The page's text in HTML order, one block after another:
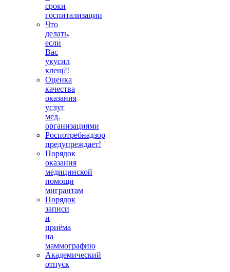
сроки
госпитализации
Что
делать,
если
Вас
укусил
клещ?!
Оценка
качества
оказания
услуг
мед.
организациями
Роспотребнадзор
предупреждает!
Порядок
оказания
медицинской
помощи
мигрантам
Порядок
записи
и
приёма
на
маммографию
Академический
отпуск